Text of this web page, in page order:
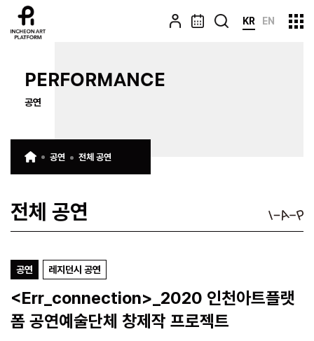
KR EN
PERFORMANCE
공연
공연 전체 공연
전체 공연
공연 레지던시 공연
<Err_connection>_2020 인천아트플랫
폼 공연예술단체 창제작 프로젝트